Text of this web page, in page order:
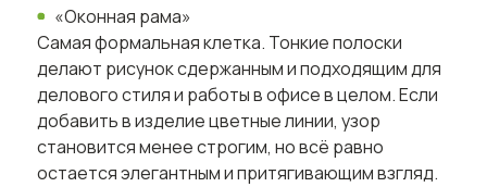
«Оконная рама»
Самая формальная клетка. Тонкие полоски
делают рисунок сдержанным и подходящим для
делового стиля и работы в офисе в целом. Если
добавить в изделие цветные линии, узор
становится менее строгим, но всё равно
остается элегантным и притягивающим взгляд.